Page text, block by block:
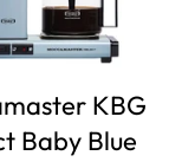
KBG
Baby Blue